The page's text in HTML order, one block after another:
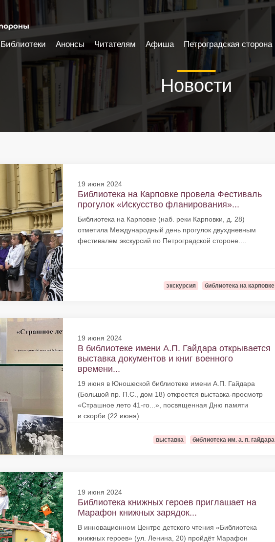
Новости
19 июня 2024
Библиотека на Карповке провела Фестиваль
прогулок «Искусство фланирования»...
Библиотека на Карповке (наб. реки Карповки, д. 28)
отметила Международный день прогулок двухдневным
фестивалем экскурсий по Петроградской стороне....
экскурсия библиотека на карповке
19 июня 2024
В библиотеке имени А.П. Гайдара открывается
выставка документов и книг военного
времени...
19 июня в Юношеской библиотеке имени А.П. Гайдара
(Большой пр. П.С., дом 18) откроется выставка-просмотр
«Страшное лето 41-го...», посвященная Дню памяти
и скорби (22 июня). ...
выставка библиотека им. а. п. гайдара
19 июня 2024
Библиотека книжных героев приглашает на
Марафон книжных зарядок...
В инновационном Центре детского чтения «Библиотека
книжных героев» (ул. Ленина, 20) пройдёт Марафон
Библиотеки Анонсы Читателям Афиша Петроградская сторона
Настройки доступности